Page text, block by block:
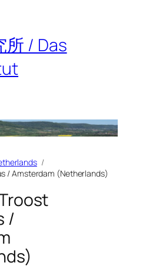
所 / Das
/ Amsterdam (Netherlands)
/